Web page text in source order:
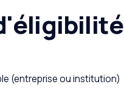
(entreprise ou institution)